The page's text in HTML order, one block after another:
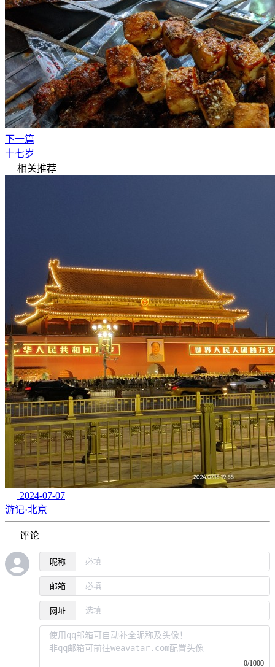
下一篇
十七岁
相关推荐
2024-07-07
游记·北京
评论
昵称
邮箱
网址
0/1000